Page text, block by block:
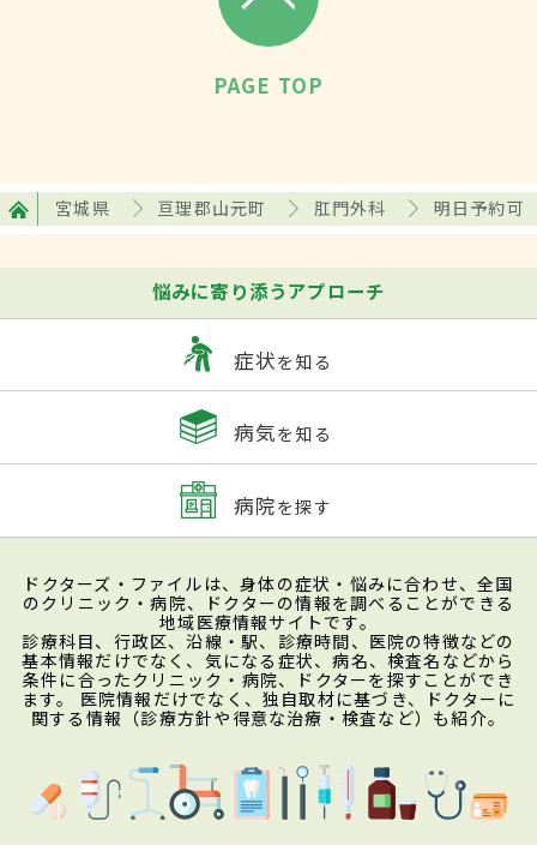
PAGE TOP
宮城県 亘理郡山元町 肛門外科 明日予約可
悩みに寄り添うアプローチ
症状を知る
病気を知る
病院を探す
ドクターズ・ファイルは、身体の症状・悩みに合わせ、全国
のクリニック・病院、ドクターの情報を調べることができる
地域医療情報サイトです。
診療科目、行政区、沿線・駅、診療時間、医院の特徴などの
基本情報だけでなく、気になる症状、病名、検査名などから
条件に合ったクリニック・病院、ドクターを探すことができ
ます。 医院情報だけでなく、独自取材に基づき、ドクターに
関する情報（診療方針や得意な治療・検査など）も紹介。